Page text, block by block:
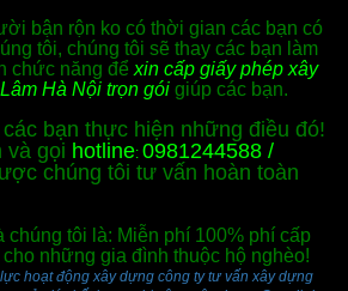
bận rộn ko có thời gian các bạn có
tôi, chúng tôi sẽ thay các bạn làm
chức năng để xin cấp giấy phép xây
Hà Nội trọn gói giúp các bạn.
bạn thực hiện những điều đó!
và gọi hotline: 0981244588 /
chúng tôi tư vấn hoàn toàn
chúng tôi là: Miễn phí 100% phí cấp
những gia đình thuộc hộ nghèo!
hoạt động xây dựng công ty tư vấn xây dựng